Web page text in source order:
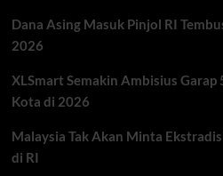
BI
Suku
Dana Asing Masuk Pinjol RI
2026
XLSmart Semakin Ambisius Garap
Kota di 2026
Malaysia Tak Akan Minta
di RI